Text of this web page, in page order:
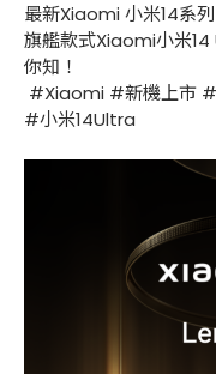
最新Xiaomi 小米14系
旗艦款式Xiaomi小米
你知！
#Xiaomi #新機上市
#小米14Ultra